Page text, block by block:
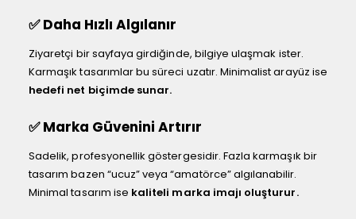
✅ Daha Hızlı Algılanır
Ziyaretçi bir sayfaya girdiğinde, bilgiye ulaşmak ister.
Karmaşık tasarımlar bu süreci uzatır. Minimalist arayüz ise
hedefi net biçimde sunar.
✅ Marka Güvenini Artırır
Sadelik, profesyonellik göstergesidir. Fazla karmaşık bir
tasarım bazen “ucuz” veya “amatörce” algılanabilir.
Minimal tasarım ise kaliteli marka imajı oluşturur.